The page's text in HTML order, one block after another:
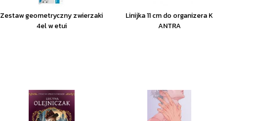
Zestaw geometryczny zwierzaki
4el w etui
Linijka 11 cm do organizera K
ANTRA